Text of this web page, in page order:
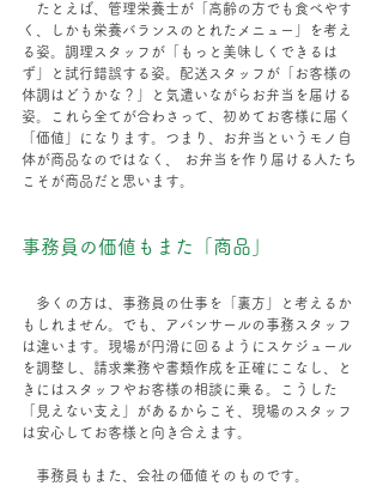
たとえば、管理栄養士が「高齢の方でも食べやす
く、しかも栄養バランスのとれたメニュー」を考え
る姿。調理スタッフが「もっと美味しくできるは
ず」と試行錯誤する姿。配送スタッフが「お客様の
体調はどうかな？」と気遣いながらお弁当を届ける
姿。これら全てが合わさって、初めてお客様に届く
「価値」になります。つまり、お弁当というモノ自
体が商品なのではなく、 お弁当を作り届ける人たち
こそが商品だと思います。
事務員の価値もまた「商品」
多くの方は、事務員の仕事を「裏方」と考えるか
もしれません。でも、アバンサールの事務スタッフ
は違います。現場が円滑に回るようにスケジュール
を調整し、請求業務や書類作成を正確にこなし、と
きにはスタッフやお客様の相談に乗る。こうした
「見えない支え」があるからこそ、現場のスタッフ
は安心してお客様と向き合えます。
事務員もまた、会社の価値そのものです。